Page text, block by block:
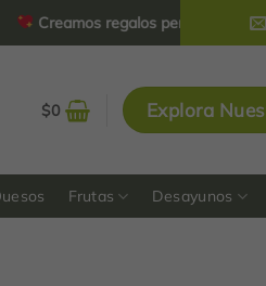
regalos personalizados y
$0 Explora
Frutas Desayunos